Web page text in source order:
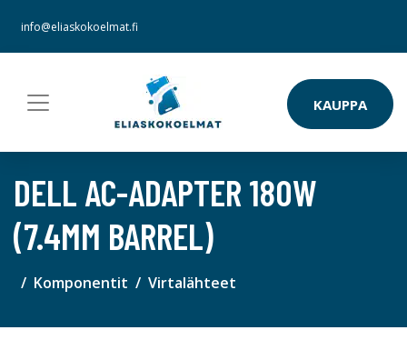
info@eliaskokoelmat.fi
KAUPPA
DELL AC-ADAPTER 180W
(7.4MM BARREL)
Komponentit Virtalähteet